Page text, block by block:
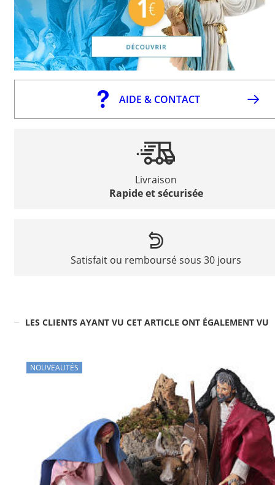
AIDE & CONTACT
Livraison
Rapide et sécurisée
Satisfait ou remboursé sous 30 jours
LES CLIENTS AYANT VU CET ARTICLE ONT ÉGALEMENT VU
NOUVEAUTÉS